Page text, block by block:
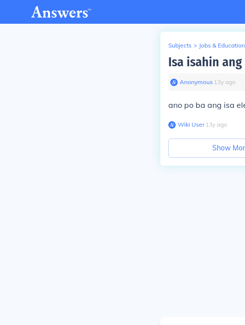
Subjects > Jobs & Education
Isa isahin
Anonymous∙ 13y ago
ano po ba ang isa
Wiki User∙13y ago
Show